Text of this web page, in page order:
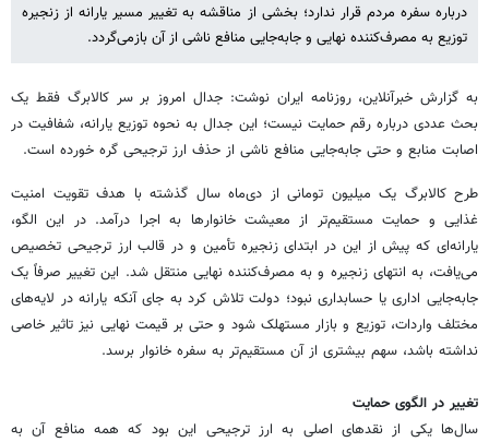
درباره سفره مردم قرار ندارد؛ بخشی از مناقشه به تغییر مسیر یارانه از زنجیره
توزیع به مصرف‌کننده نهایی و جابه‌جایی منافع ناشی از آن بازمی‌گردد.
به گزارش خبرآنلاین، روزنامه ایران نوشت: جدال امروز بر سر کالابرگ فقط یک
بحث عددی درباره رقم حمایت نیست؛ این جدال به نحوه توزیع یارانه، شفافیت در
اصابت منابع و حتی جابه‌جایی منافع ناشی از حذف ارز ترجیحی گره خورده است.
طرح کالابرگ یک ‌میلیون ‌تومانی از دی‌ماه سال گذشته با هدف تقویت امنیت
غذایی و حمایت مستقیم‌تر از معیشت خانوارها به اجرا درآمد. در این الگو،
یارانه‌ای که پیش از این در ابتدای زنجیره تأمین و در قالب ارز ترجیحی تخصیص
می‌یافت، به انتهای زنجیره و به مصرف‌کننده نهایی منتقل شد. این تغییر صرفاً یک
جابه‌جایی اداری یا حسابداری نبود؛ دولت تلاش کرد به جای آنکه یارانه در لایه‌های
مختلف واردات، توزیع و بازار مستهلک شود و حتی بر قیمت نهایی نیز تاثیر خاصی
نداشته باشد، سهم بیشتری از آن مستقیم‌تر به سفره خانوار برسد.
تغییر در الگوی حمایت
سال‌ها یکی از نقدهای اصلی به ارز ترجیحی این بود که همه منافع آن به